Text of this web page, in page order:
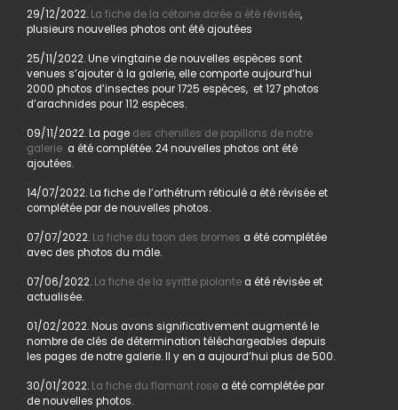
29/12/2022. La fiche de la cétoine dorée a été révisée,
plusieurs nouvelles photos ont été ajoutées
25/11/2022. Une vingtaine de nouvelles espèces sont
venues s’ajouter à la galerie, elle comporte aujourd’hui
2000 photos d’insectes pour 1725 espèces, et 127 photos
d’arachnides pour 112 espèces.
09/11/2022. La page des chenilles de papillons de notre
galerie a été complétée. 24 nouvelles photos ont été
ajoutées.
14/07/2022. La fiche de l’orthétrum réticulé a été révisée et
complétée par de nouvelles photos.
07/07/2022. La fiche du taon des bromes a été complétée
avec des photos du mâle.
07/06/2022. La fiche de la syritte piolantea été révisée et
actualisée.
01/02/2022. Nous avons significativement augmenté le
nombre de clés de détermination téléchargeables depuis
les pages de notre galerie. Il y en a aujourd’hui plus de 500.
30/01/2022. La fiche du flamant rosea été complétée par
de nouvelles photos.